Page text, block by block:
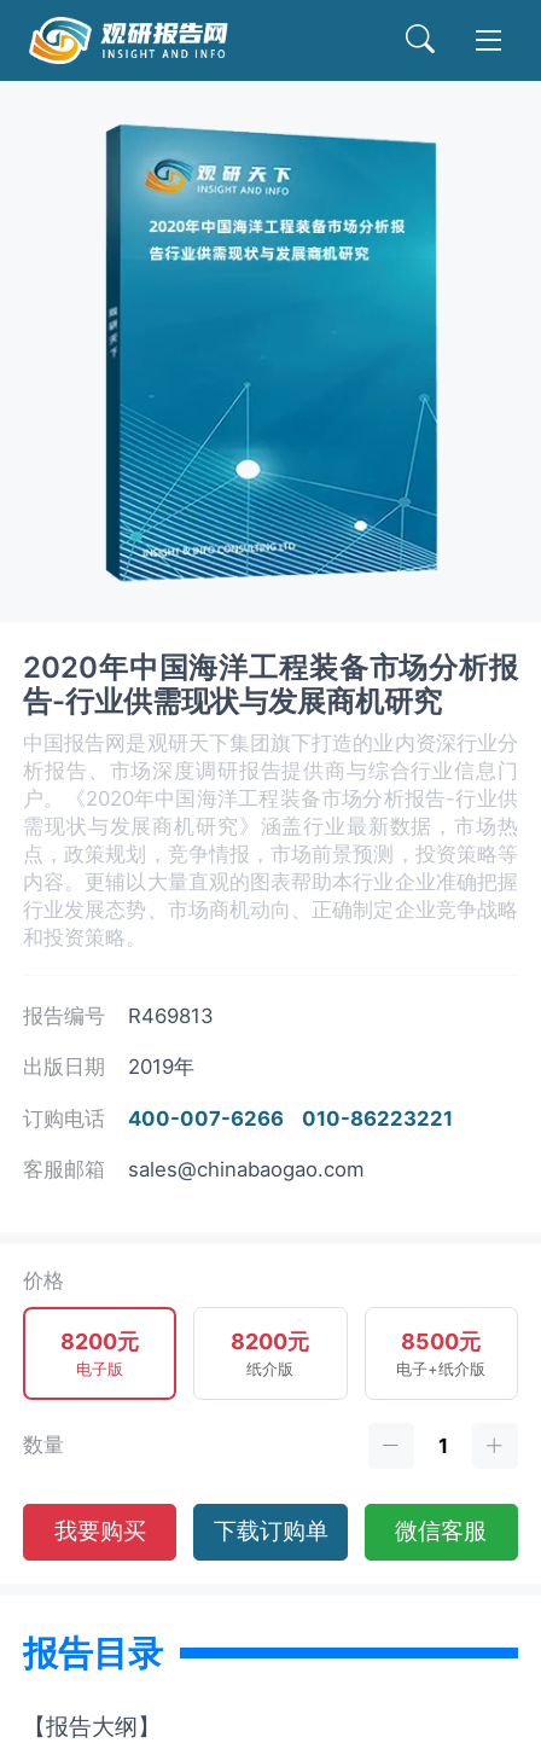
2020年中国海洋工程装备市场分析报
告-行业供需现状与发展商机研究
中国报告网是观研天下集团旗下打造的业内资深行业分
析报告、市场深度调研报告提供商与综合行业信息门
户。《2020年中国海洋工程装备市场分析报告-行业供
需现状与发展商机研究》涵盖行业最新数据，市场热
点，政策规划，竞争情报，市场前景预测，投资策略等
内容。更辅以大量直观的图表帮助本行业企业准确把握
行业发展态势、市场商机动向、正确制定企业竞争战略
和投资策略。
报告编号 R469813
出版日期 2019年
订购电话 400-007-6266 010-86223221
客服邮箱 sales@chinabaogao.com
价格
8200元
电子版
8200元
纸介版
8500元
电子+纸介版
数量
我要购买 下载订购单 微信客服
报告目录
【报告大纲】